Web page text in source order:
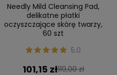
Needly Mild Cleansing Pad,
delikatne płatki
oczyszczające skórę twarzy,
60 szt
5.0
101,15 zł119,00 zł